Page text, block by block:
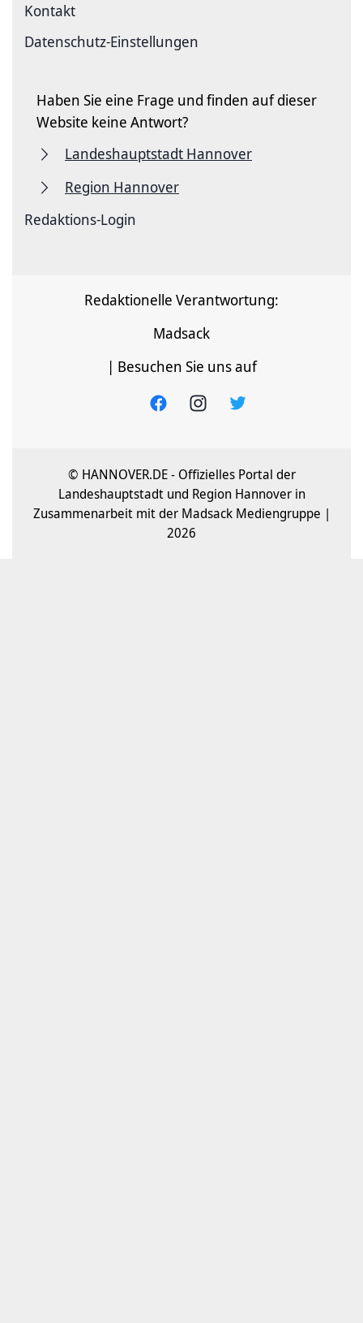
Kontakt
Datenschutz-Einstellungen
Haben Sie eine Frage und finden auf dieser
Website keine Antwort?
Landeshauptstadt Hannover
Region Hannover
Redaktions-Login
Redaktionelle Verantwortung:
Madsack
| Besuchen Sie uns auf
© HANNOVER.DE - Offizielles Portal der
Landeshauptstadt und Region Hannover in
Zusammenarbeit mit der Madsack Mediengruppe |
2026